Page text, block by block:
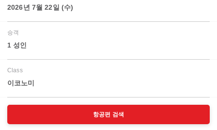
2026년 7월 22일 (수)
승객
1 성인
Class
이코노미
항공편 검색